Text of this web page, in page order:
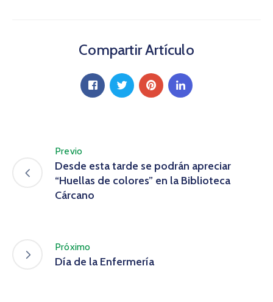
Compartir Artículo
Previo
Desde esta tarde se podrán apreciar
“Huellas de colores” en la Biblioteca
Cárcano
Próximo
Día de la Enfermería